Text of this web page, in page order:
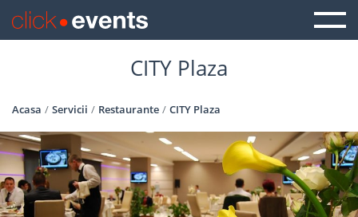
CITY Plaza
Acasa Servicii Restaurante CITY Plaza